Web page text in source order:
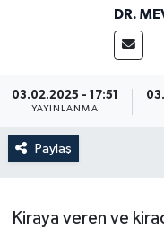
DR.
03.02.2025 - 17:51
YAYINLANMA
Paylaş
Kiraya veren ve
Haber Arşivi